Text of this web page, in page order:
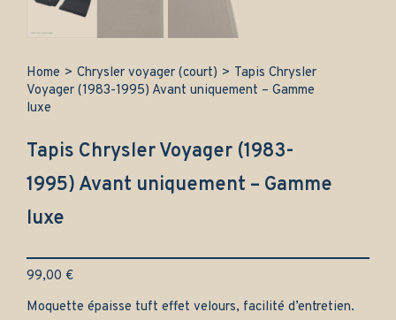
Home > Chrysler voyager (court) > Tapis Chrysler
Voyager (1983-1995) Avant uniquement – Gamme
luxe
Tapis Chrysler Voyager (1983-
1995) Avant uniquement – Gamme
luxe
99,00 €
Moquette épaisse tuft effet velours, facilité d’entretien.